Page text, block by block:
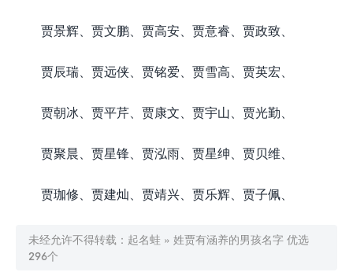
贾景辉、贾文鹏、贾高安、贾意睿、贾政致、
贾辰瑞、贾远侠、贾铭爱、贾雪高、贾英宏、
贾朝冰、贾平芹、贾康文、贾宇山、贾光勤、
贾聚晨、贾星锋、贾泓雨、贾星绅、贾贝维、
贾珈修、贾建灿、贾靖兴、贾乐辉、贾子佩、
未经允许不得转载： 起名蛙 » 姓贾有涵养的男孩名字 优选
296个